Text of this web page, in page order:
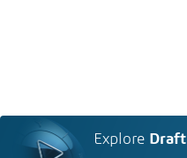
Explore